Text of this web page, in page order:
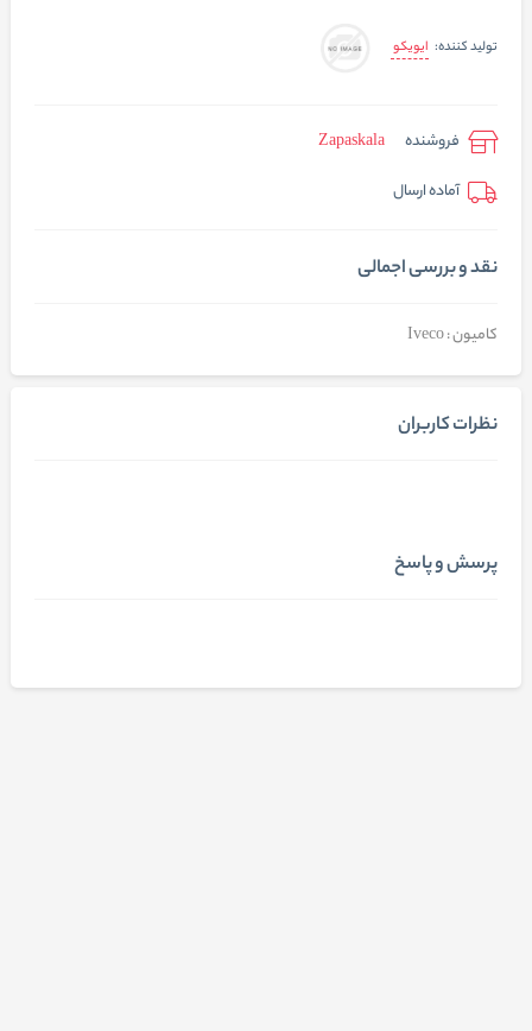
تولید کننده: ایویکو
فروشنده
Zapaskala
آماده ارسال
نقد و بررسی اجمالی
کامیون : Iveco
نظرات کاربران
پرسش و پاسخ